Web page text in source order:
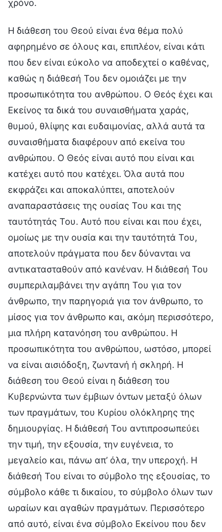
χρόνο.
Η διάθεση του Θεού είναι ένα θέμα πολύ
αφηρημένο σε όλους και, επιπλέον, είναι κάτι
που δεν είναι εύκολο να αποδεχτεί ο καθένας,
καθώς η διάθεσή Του δεν ομοιάζει με την
προσωπικότητα του ανθρώπου. Ο Θεός έχει και
Εκείνος τα δικά του συναισθήματα χαράς,
θυμού, θλίψης και ευδαιμονίας, αλλά αυτά τα
συναισθήματα διαφέρουν από εκείνα του
ανθρώπου. Ο Θεός είναι αυτό που είναι και
κατέχει αυτό που κατέχει. Όλα αυτά που
εκφράζει και αποκαλύπτει, αποτελούν
αναπαραστάσεις της ουσίας Του και της
ταυτότητάς Του. Αυτό που είναι και που έχει,
ομοίως με την ουσία και την ταυτότητά Του,
αποτελούν πράγματα που δεν δύνανται να
αντικατασταθούν από κανέναν. Η διάθεσή Του
συμπεριλαμβάνει την αγάπη Του για τον
άνθρωπο, την παρηγοριά για τον άνθρωπο, το
μίσος για τον άνθρωπο και, ακόμη περισσότερο,
μια πλήρη κατανόηση του ανθρώπου. Η
προσωπικότητα του ανθρώπου, ωστόσο, μπορεί
να είναι αισιόδοξη, ζωντανή ή σκληρή. Η
διάθεση του Θεού είναι η διάθεση του
Κυβερνώντα των έμβιων όντων μεταξύ όλων
των πραγμάτων, του Κυρίου ολόκληρης της
δημιουργίας. Η διάθεσή Του αντιπροσωπεύει
την τιμή, την εξουσία, την ευγένεια, το
μεγαλείο και, πάνω απ’ όλα, την υπεροχή. Η
διάθεσή Του είναι το σύμβολο της εξουσίας, το
σύμβολο κάθε τι δικαίου, το σύμβολο όλων των
ωραίων και αγαθών πραγμάτων. Περισσότερο
από αυτό, είναι ένα σύμβολο Εκείνου που δεν